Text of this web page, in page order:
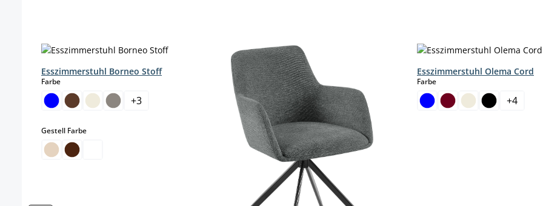
Esszimmerstuhl Borneo Stoff
Farbeauswählen
+3
Gestell Farbeauswählen
Esszimmerstuhl Olema Cord
Farbeauswählen
+4